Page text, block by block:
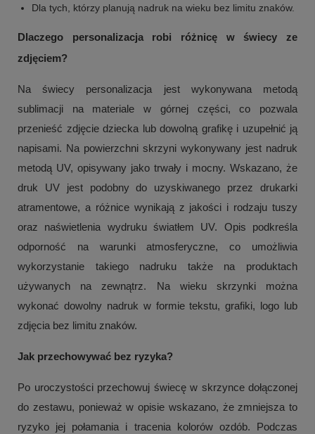
Dla tych, którzy planują nadruk na wieku bez limitu znaków.
Dlaczego personalizacja robi różnicę w świecy ze
zdjęciem?
Na świecy personalizacja jest wykonywana metodą
sublimacji na materiale w górnej części, co pozwala
przenieść zdjęcie dziecka lub dowolną grafikę i uzupełnić ją
napisami. Na powierzchni skrzyni wykonywany jest nadruk
metodą UV, opisywany jako trwały i mocny. Wskazano, że
druk UV jest podobny do uzyskiwanego przez drukarki
atramentowe, a różnice wynikają z jakości i rodzaju tuszy
oraz naświetlenia wydruku światłem UV. Opis podkreśla
odporność na warunki atmosferyczne, co umożliwia
wykorzystanie takiego nadruku także na produktach
używanych na zewnątrz. Na wieku skrzynki można
wykonać dowolny nadruk w formie tekstu, grafiki, logo lub
zdjęcia bez limitu znaków.
Jak przechowywać bez ryzyka?
Po uroczystości przechowuj świecę w skrzynce dołączonej
do zestawu, ponieważ w opisie wskazano, że zmniejsza to
ryzyko jej połamania i tracenia kolorów ozdób. Podczas